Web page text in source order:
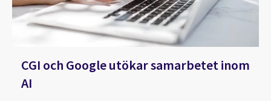
CGI och Google utökar samarbetet inom
AI